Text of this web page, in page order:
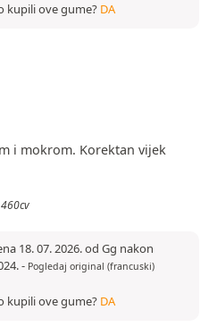
kupili ove gume? DA
i mokrom. Korektan vijek
18. 07. 2026. od Gg nakon
- Pogledaj original (francuski)
kupili ove gume? DA